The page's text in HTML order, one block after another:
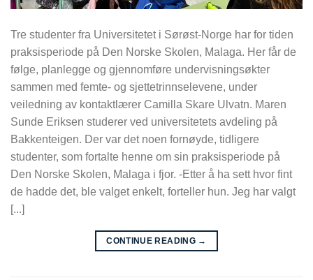
Tre studenter fra Universitetet i Sørøst-Norge har for tiden
praksisperiode på Den Norske Skolen, Malaga. Her får de
følge, planlegge og gjennomføre undervisningsøkter
sammen med femte- og sjettetrinnselevene, under
veiledning av kontaktlærer Camilla Skare Ulvatn. Maren
Sunde Eriksen studerer ved universitetets avdeling på
Bakkenteigen. Der var det noen fornøyde, tidligere
studenter, som fortalte henne om sin praksisperiode på
Den Norske Skolen, Malaga i fjor. -Etter å ha sett hvor fint
de hadde det, ble valget enkelt, forteller hun. Jeg har valgt
[...]
CONTINUE READING →